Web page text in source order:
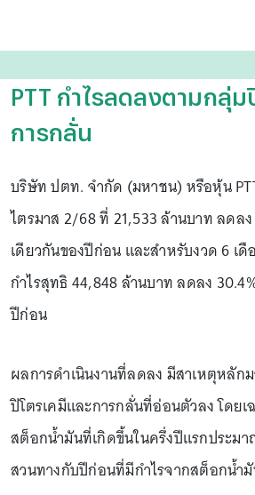
PTT กำไรลดลงตามกลุ่ม
การกลั่น
บริษัท ปตท. จำกัด (มหาชน) หรือหุ้น
ไตรมาส 2/68 ที่ 21,533 ล้านบาท ลดลง
เดียวกันของปีก่อน และสำหรับงวด 6 เ
กำไรสุทธิ 44,848 ล้านบาท ลดลง
ปีก่อน
ผลการดำเนินงานที่ลดลง มีสาเหตุหลัก
ปิโตรเคมีและการกลั่นที่อ่อนตัวลง โดย
สต็อกน้ำมันที่เกิดขึ้นในครึ่งปีแรกประม
สวนทางกับปีก่อนที่มีกำไรจากสต็อกน้ำ